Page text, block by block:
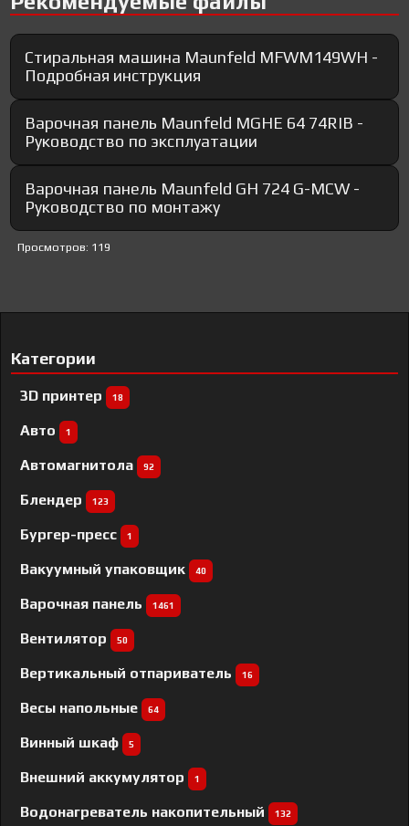
Стиральная машина Maunfeld MFWM149WH -
Подробная инструкция
Варочная панель Maunfeld MGHE 64 74RIB -
Руководство по эксплуатации
Варочная панель Maunfeld GH 724 G-MCW -
Руководство по монтажу
Просмотров: 119
Категории
3D принтер 18
Авто 1
Автомагнитола 92
Блендер 123
Бургер-пресс 1
Вакуумный упаковщик 40
Варочная панель 1461
Вентилятор 50
Вертикальный отпариватель 16
Весы напольные 64
Винный шкаф 5
Внешний аккумулятор 1
Водонагреватель накопительный 132